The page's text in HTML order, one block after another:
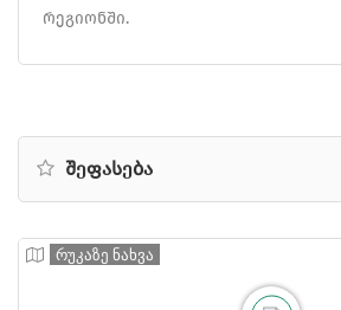
რეგიონში.
შეფასება
რუკაზე ნახვა